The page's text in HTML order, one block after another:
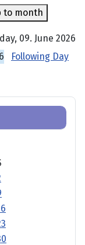
to month
09. June 2026
Following Day